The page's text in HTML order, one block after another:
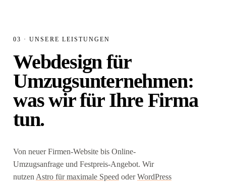
03 · UNSERE LEISTUNGEN
Webdesign für
Umzugsunternehmen:
was wir für Ihre Firma
tun.
Von neuer Firmen-Website bis Online-
Umzugsanfrage und Festpreis-Angebot. Wir
nutzen Astro für maximale Speed oderWordPress